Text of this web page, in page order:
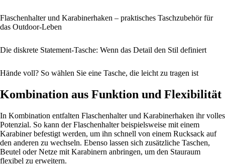
Flaschenhalter und Karabinerhaken – praktisches Taschzubehör für
das Outdoor-Leben
Die diskrete Statement-Tasche: Wenn das Detail den Stil definiert
Hände voll? So wählen Sie eine Tasche, die leicht zu tragen ist
Kombination aus Funktion und Flexibilität
In Kombination entfalten Flaschenhalter und Karabinerhaken ihr volles
Potenzial. So kann der Flaschenhalter beispielsweise mit einem
Karabiner befestigt werden, um ihn schnell von einem Rucksack auf
den anderen zu wechseln. Ebenso lassen sich zusätzliche Taschen,
Beutel oder Netze mit Karabinern anbringen, um den Stauraum
flexibel zu erweitern.